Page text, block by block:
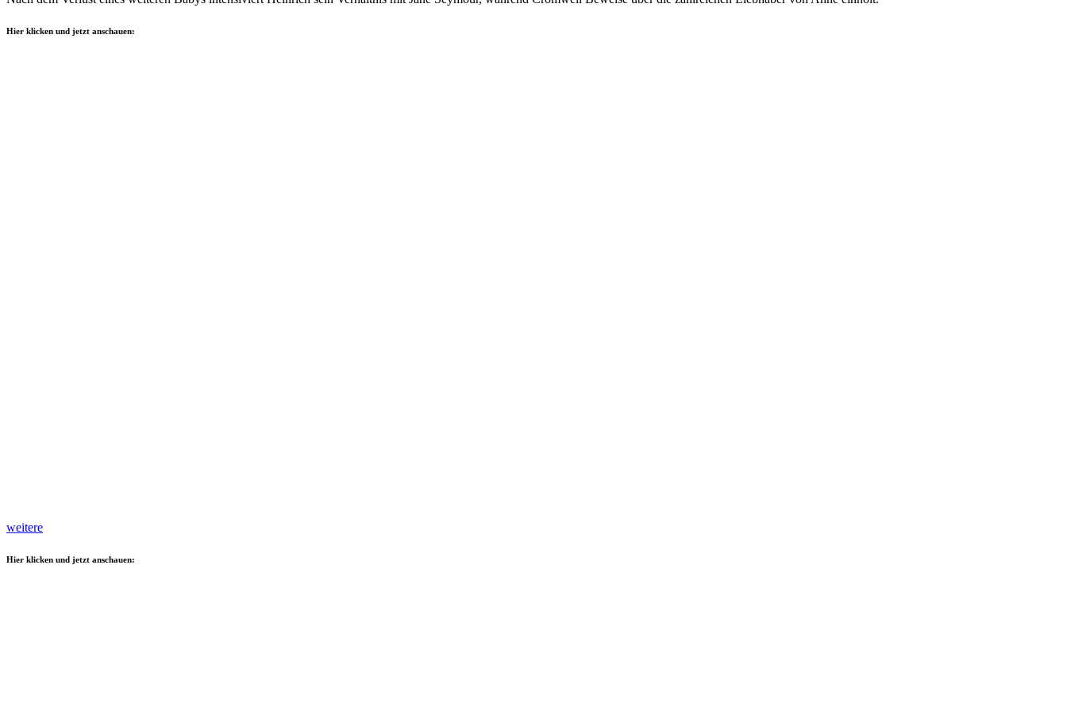
Hier klicken und jetzt anschauen:
weitere
Hier klicken und jetzt anschauen: